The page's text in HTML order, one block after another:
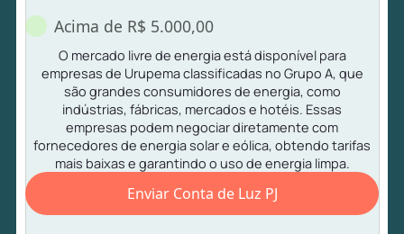
Acima de R$ 5.000,00
O mercado livre de energia está disponível para
empresas de Urupema classificadas no Grupo A, que
são grandes consumidores de energia, como
indústrias, fábricas, mercados e hotéis. Essas
empresas podem negociar diretamente com
fornecedores de energia solar e eólica, obtendo tarifas
mais baixas e garantindo o uso de energia limpa.
Enviar Conta de Luz PJ